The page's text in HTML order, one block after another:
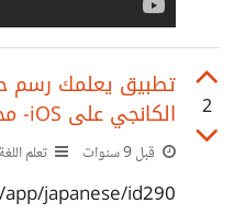
2
تطبيق يعلمك رسم
الكانجي على iOS- مجاني
قبل 9 سنوات تعلم
japanese/id290